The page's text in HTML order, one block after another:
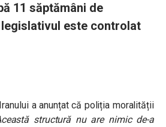
11 săptămâni de
este controlat
a anunțat că poliția moralității
structură nu are nimic de-a